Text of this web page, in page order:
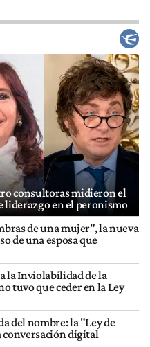
consultoras midieron el
liderazgo en el peronismo
de una mujer", la nueva
de una esposa que
la Inviolabilidad de la
tuvo que ceder en la Ley
del nombre: la "Ley de
conversación digital